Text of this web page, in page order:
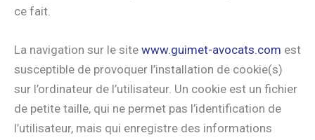
ce fait.
La navigation sur le site www.guimet-avocats.com est
susceptible de provoquer l’installation de cookie(s)
sur l’ordinateur de l’utilisateur. Un cookie est un fichier
de petite taille, qui ne permet pas l’identification de
l’utilisateur, mais qui enregistre des informations